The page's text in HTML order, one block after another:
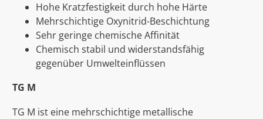
Hohe Kratzfestigkeit durch hohe Härte
Mehrschichtige Oxynitrid-Beschichtung
Sehr geringe chemische Affinität
Chemisch stabil und widerstandsfähig
gegenüber Umwelteinflüssen
TG M
TG M ist eine mehrschichtige metallische